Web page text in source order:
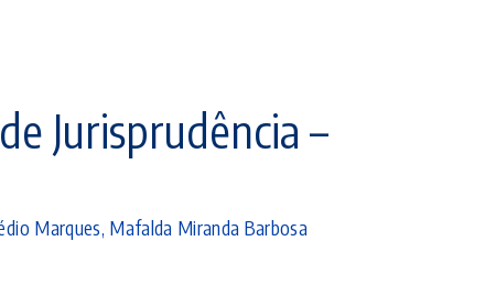
Jurisprudência –
Marques, Mafalda Miranda Barbosa